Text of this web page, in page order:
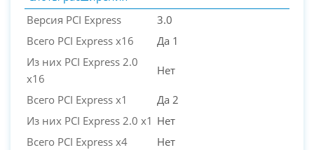
Версия PCI Express
3.0
Всего PCI Express x16
Да 1
Из них PCI Express 2.0
x16
Нет
Всего PCI Express x1
Да 2
Из них PCI Express 2.0 x1 Нет
Всего PCI Express x4
Нет